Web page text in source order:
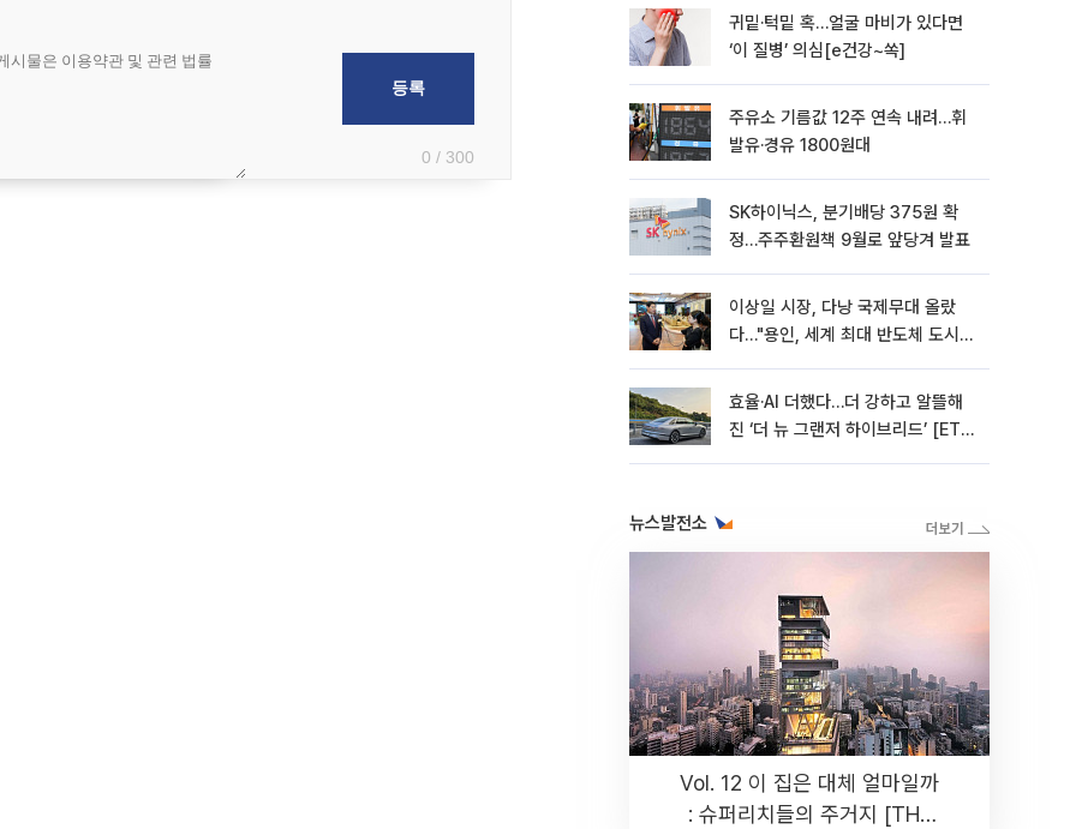
0 / 300
귀밑·턱밑 혹…얼굴 마비가 있다면
‘이 질병’ 의심[e건강~쏙]
주유소 기름값 12주 연속 내려…휘
발유·경유 1800원대
SK하이닉스, 분기배당 375원 확
정…주주환원책 9월로 앞당겨 발표
이상일 시장, 다낭 국제무대 올랐
다…"용인, 세계 최대 반도체 도시
효율·AI 더했다…더 강하고 알뜰해
진 ‘더 뉴 그랜저 하이브리드’ [ET의
뉴스발전소
Vol. 12 이 집은 대체 얼마일까
: 슈퍼리치들의 주거지 [THE